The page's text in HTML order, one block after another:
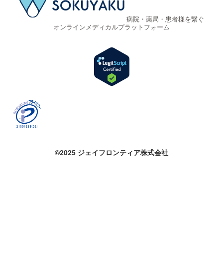
病院・薬局・患者様を繋ぐ
オンラインメディカルプラットフォーム
©2025 ジェイフロンティア株式会社